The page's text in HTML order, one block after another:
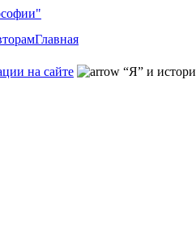
Главная
на сайте “Я” и